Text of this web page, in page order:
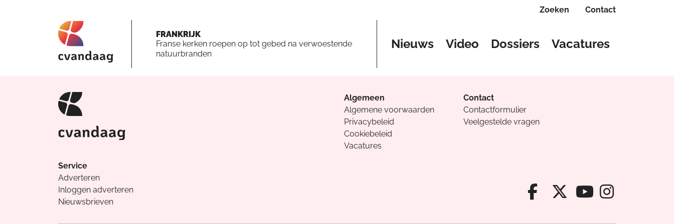
Zoeken Contact
FRANKRIJK
Franse kerken roepen op tot gebed na verwoestende
natuurbranden
Nieuws Video Dossiers Vacatures
Algemeen
Algemene voorwaarden
Privacybeleid
Cookiebeleid
Vacatures
Contact
Contactformulier
Veelgestelde vragen
Service
Adverteren
Inloggen adverteren
Nieuwsbrieven
Facebook van
X van